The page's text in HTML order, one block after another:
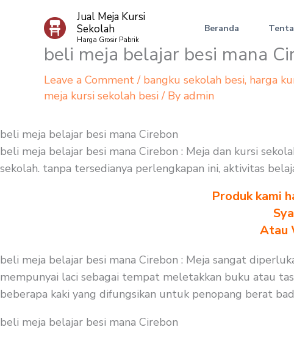
Jual Meja Kursi
Sekolah
Harga Grosir Pabrik
Beranda
beli meja belajar besi mana
Leave a Comment / bangku sekolah besi, harga
meja kursi sekolah besi/ By admin
beli meja belajar besi mana Cirebon
beli meja belajar besi mana Cirebon : Meja dan kursi
sekolah. tanpa tersedianya perlengkapan ini, aktivitas
Produk kami
Atau
beli meja belajar besi mana Cirebon : Meja sangat
mempunyai laci sebagai tempat meletakkan buku atau
beberapa kaki yang difungsikan untuk penopang berat
beli meja belajar besi mana Cirebon